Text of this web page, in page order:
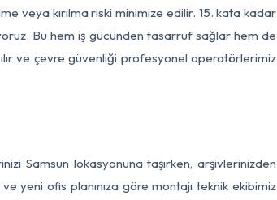
veya kırılma riski minimize edilir. 15. kata kadar
Bu hem iş gücünden tasarruf sağlar hem de
ve çevre güvenliği profesyonel operatörlerimiz
Samsun lokasyonuna taşırken, arşivlerinizden
yeni ofis planınıza göre montajı teknik ekibimiz